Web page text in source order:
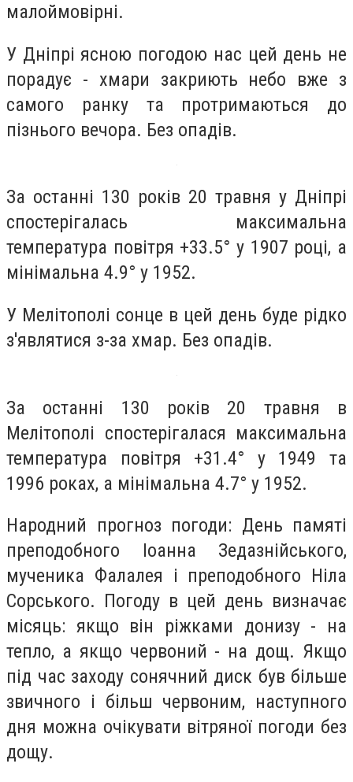
малоймовірні.
У Дніпрі ясною погодою нас цей день не
порадує - хмари закриють небо вже з
самого ранку та протримаються до
пізнього вечора. Без опадів.
За останні 130 років 20 травня у Дніпрі
спостерігалась максимальна
температура повітря +33.5° у 1907 році, а
мінімальна 4.9° у 1952.
У Мелітополі сонце в цей день буде рідко
з'являтися з-за хмар. Без опадів.
За останні 130 років 20 травня в
Мелітополі спостерігалася максимальна
температура повітря +31.4° у 1949 та
1996 роках, а мінімальна 4.7° у 1952.
Народний прогноз погоди: День памяті
преподобного Іоанна Зедазнійського,
мученика Фалалея і преподобного Ніла
Сорського. Погоду в цей день визначає
місяць: якщо він ріжками донизу - на
тепло, а якщо червоний - на дощ. Якщо
під час заходу сонячний диск був більше
звичного і більш червоним, наступного
дня можна очікувати вітряної погоди без
дощу.